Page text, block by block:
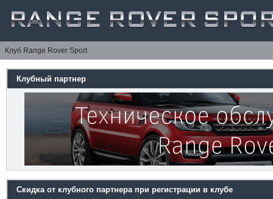
Клуб Range Rover Sport
Клубный партнер
Скидка от клубного партнера при регистрации в клубе